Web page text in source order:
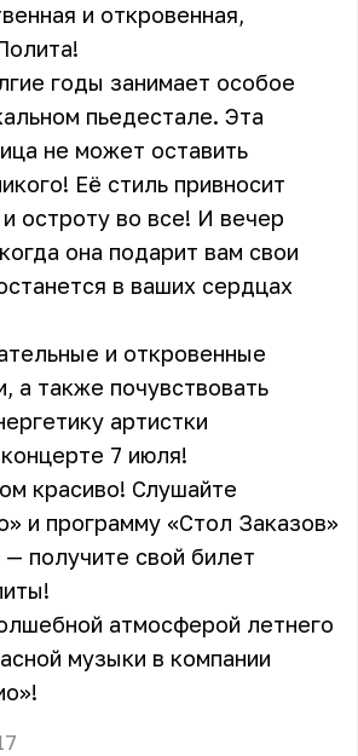
и откровенная,
годы занимает особое
пьедестале. Эта
не может оставить
Её стиль привносит
остроту во все! И вечер
она подарит вам свои
в ваших сердцах
и откровенные
а также почувствовать
артистки
7 июля!
красиво! Слушайте
и программу «Стол Заказов»
получите свой билет
атмосферой летнего
музыки в компании